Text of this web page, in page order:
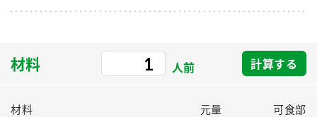
スープ 中華
かおりの蔵
企業理念
ミツカンの歴史
ミツカンを知る
水の文化センター（アーカイブ）
材料 人前 計算する
材料 元量 可食部